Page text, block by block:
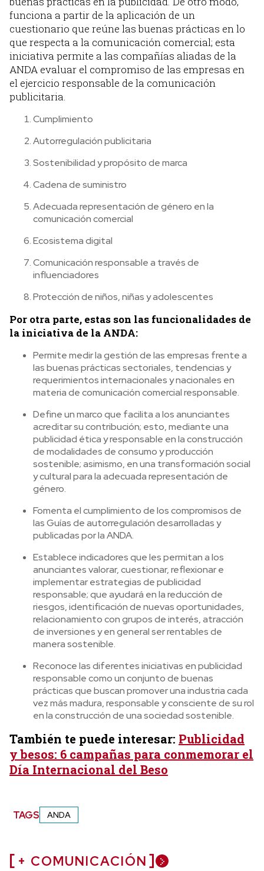
funciona a partir de la aplicación de un
cuestionario que reúne las buenas prácticas en lo
que respecta a la comunicación comercial; esta
iniciativa permite a las compañías aliadas de la
ANDA evaluar el compromiso de las empresas en
el ejercicio responsable de la comunicación
publicitaria.
Cumplimiento
Autorregulación publicitaria
Sostenibilidad y propósito de marca
Cadena de suministro
Adecuada representación de género en la
comunicación comercial
Ecosistema digital
Comunicación responsable a través de
influenciadores
Protección de niños, niñas y adolescentes
Por otra parte, estas son las funcionalidades de
la iniciativa de la ANDA:
Permite medir la gestión de las empresas frente a
las buenas prácticas sectoriales, tendencias y
requerimientos internacionales y nacionales en
materia de comunicación comercial responsable.
Define un marco que facilita a los anunciantes
acreditar su contribución; esto, mediante una
publicidad ética y responsable en la construcción
de modalidades de consumo y producción
sostenible; asimismo, en una transformación social
y cultural para la adecuada representación de
género.
Fomenta el cumplimiento de los compromisos de
las Guías de autorregulación desarrolladas y
publicadas por la ANDA.
Establece indicadores que les permitan a los
anunciantes valorar, cuestionar, reflexionar e
implementar estrategias de publicidad
responsable; que ayudará en la reducción de
riesgos, identificación de nuevas oportunidades,
relacionamiento con grupos de interés, atracción
de inversiones y en general ser rentables de
manera sostenible.
Reconoce las diferentes iniciativas en publicidad
responsable como un conjunto de buenas
prácticas que buscan promover una industria cada
vez más madura, responsable y consciente de su rol
en la construcción de una sociedad sostenible.
También te puede interesar: Publicidad
y besos: 6 campañas para conmemorar el
Día Internacional del Beso
TAGS ANDA
+ COMUNICACIÓN